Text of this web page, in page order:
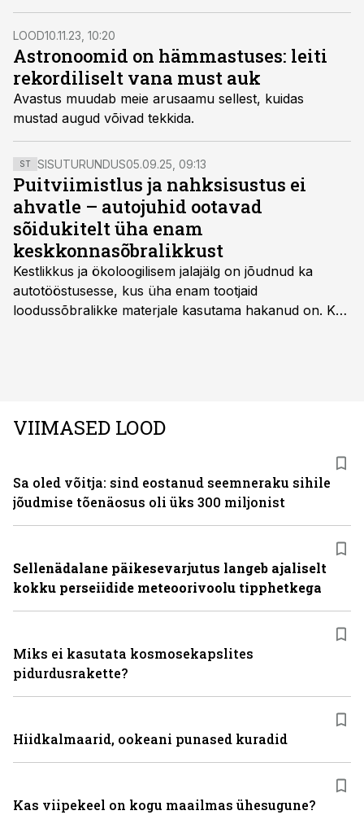
koosneb selle asemel hoopis seda tüüpi kosmilisest
ainest, mis tavalistes galaktikates tähtedevahelises
ruumis leidub.
LOOD10.11.23, 10:20
Astronoomid on hämmastuses: leiti
rekordiliselt vana must auk
Avastus muudab meie arusaamu sellest, kuidas
mustad augud võivad tekkida.
ST SISUTURUNDUS05.09.25, 09:13
Puitviimistlus ja nahksisustus ei
ahvatle – autojuhid ootavad
sõidukitelt üha enam
keskkonnasõbralikkust
Kestlikkus ja ökoloogilisem jalajälg on jõudnud ka
autotööstusesse, kus üha enam tootjaid
loodussõbralikke materjale kasutama hakanud on. Kui
VIIMASED LOOD
Sa oled võitja: sind eostanud seemneraku sihile
jõudmise tõenäosus oli üks 300 miljonist
Sellenädalane päikesevarjutus langeb ajaliselt
kokku perseiidide meteoorivoolu tipphetkega
Miks ei kasutata kosmosekapslites
pidurdusrakette?
Hiidkalmaarid, ookeani punased kuradid
Kas viipekeel on kogu maailmas ühesugune?